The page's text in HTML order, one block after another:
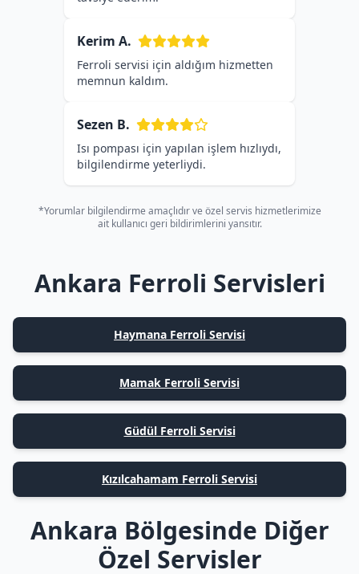
Kerim A.
Ferroli servisi için aldığım hizmetten
memnun kaldım.
Sezen B.
Isı pompası için yapılan işlem hızlıydı,
bilgilendirme yeterliydi.
*Yorumlar bilgilendirme amaçlıdır ve özel servis hizmetlerimize
ait kullanıcı geri bildirimlerini yansıtır.
Ankara Ferroli Servisleri
Haymana Ferroli Servisi
Mamak Ferroli Servisi
Güdül Ferroli Servisi
Kızılcahamam Ferroli Servisi
Ankara Bölgesinde Diğer
Özel Servisler